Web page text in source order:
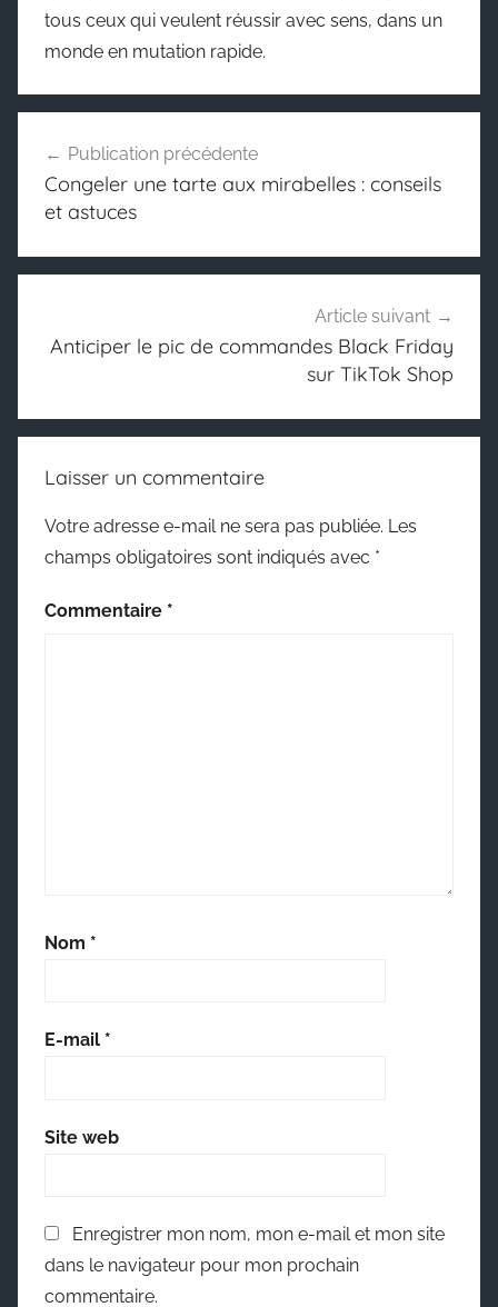
tous ceux qui veulent réussir avec sens, dans un
monde en mutation rapide.
de
l’article
Publication précédente
Congeler une tarte aux mirabelles : conseils
et astuces
Article suivant
Anticiper le pic de commandes Black Friday
sur TikTok Shop
Laisser un commentaire
Votre adresse e-mail ne sera pas publiée. Les
champs obligatoires sont indiqués avec *
Commentaire *
Nom *
E-mail *
Site web
Enregistrer mon nom, mon e-mail et mon site
dans le navigateur pour mon prochain
commentaire.